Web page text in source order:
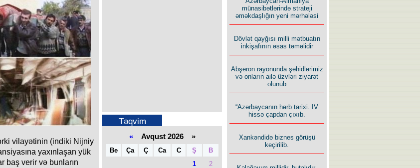
vilayətinin (indiki Nijniy
yaxınlaşan yük
baş verir və bunların
Təqvim
«Avqust 2026 »
Be Ça Ç Ca C Ş
B
1
2
münasibətlərində strateji
əməkdaşlığın yeni mərhələsi
Dövlət qayğısı milli mətbuatın
inkişafının əsas təməlidir
Abşeron rayonunda şəhidlərimiz
və onların ailə üzvləri ziyarət
olunub
“Azərbaycanın hərb tarixi. IV
hissə çapdan çıxıb.
Xankəndidə biznes görüşü
keçirilib.